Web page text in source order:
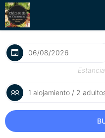
1 alojamiento / 2